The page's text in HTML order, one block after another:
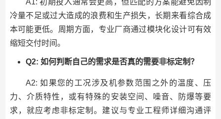
A1: 初期投入通常会更高，但匹配的方案能避免因制
冷量不足或过大造成的浪费和生产损失，长期来看综合成
本可能更低。周期方面，专业厂商通过模块化设计可有效
缩短交付时间。
Q2: 如何判断自己的需求是否真的需要非标定制？
A2: 如果您的工况涉及机参数范围之外的温度、压
力、介质特性，或有特殊的安装空间、噪音、防爆等要
求，就应考虑非标定制。建议与专业工程师详细沟通评